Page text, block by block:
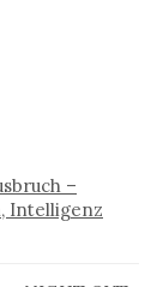
–
Intelligenz